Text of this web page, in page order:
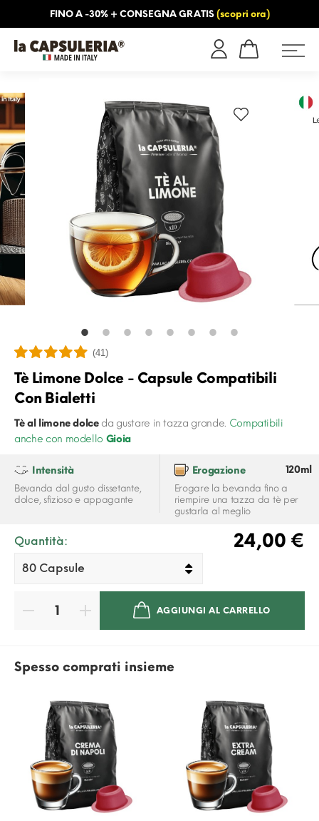
FINO A -30% + CONSEGNA GRATIS (scopri ora)
(41)
Tè Limone Dolce - Capsule Compatibili
Con Bialetti
Tè al limone dolceda gustare in tazza grande. Compatibili
anche con modello Gioia
Intensità
Bevanda dal gusto dissetante,
dolce, sfizioso e appagante
Erogazione 120ml
Erogare la bevanda fino a
riempire una tazza da tè per
gustarla al meglio
24,00 €
Quantità:
AGGIUNGI AL CARRELLO
Spesso comprati insieme